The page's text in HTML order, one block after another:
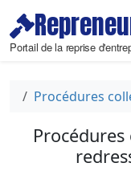
Portail de la reprise
Procédures